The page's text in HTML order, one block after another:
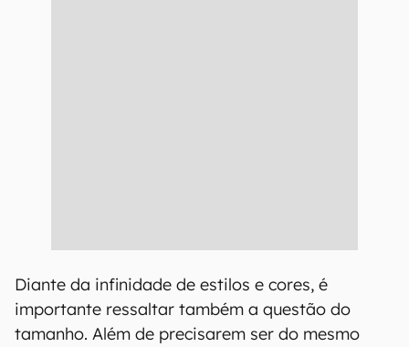
Diante da infinidade de estilos e cores, é
importante ressaltar também a questão do
tamanho. Além de precisarem ser do mesmo